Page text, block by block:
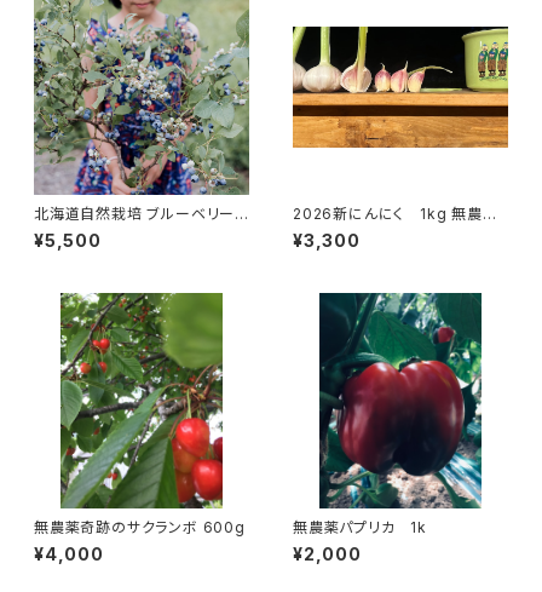
北海道自然栽培 ブルーベリー
800g 通年除草剤農薬肥料不
使用
¥5,500
2026新にんにく 1kg 無農薬
有機栽培
¥3,300
無農薬奇跡のサクランボ 600g
¥4,000
無農薬パプリカ 1k
¥2,000